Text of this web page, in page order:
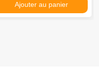
Ajouter au panier